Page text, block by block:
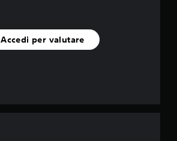
u
Accedi per valutare